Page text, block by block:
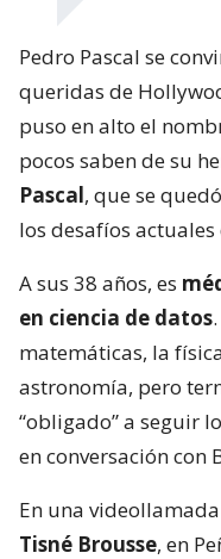
Pedro Pascal se
queridas de
puso en alto el
pocos saben de su
Pascal, que se
los desafíos
A sus 38 años, es
en ciencia de datos
matemáticas, la
astronomía, pero
“obligado” a seguir
en conversación con
En una
Tisné Brousse, en